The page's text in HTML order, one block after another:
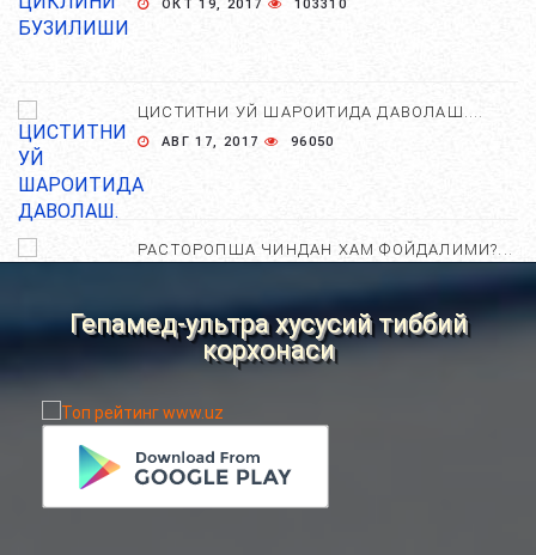
ОКТ 19, 2017 103310
ЦИСТИТНИ УЙ ШАРОИТИДА ДАВОЛАШ....
АВГ 17, 2017 96050
РАСТОРОПША ЧИНДАН ХАМ ФОЙДАЛИМИ?...
НОСТАНДАРТ УСУЛЛАРИ....
Гепамед-ультра хусусий тиббий
корхонаси